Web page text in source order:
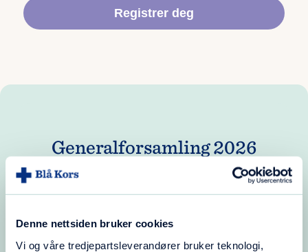
Denne nettsiden bruker cookies
Vi og våre tredjepartsleverandører bruker teknologi,
Registrer deg
Generalforsamling 2026